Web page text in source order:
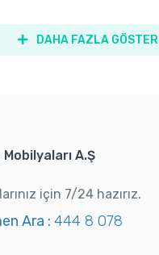
DAHA FAZLA GÖSTER
Mobilyaları A.Ş
için 7/24 hazırız.
Ara : 444 8 078